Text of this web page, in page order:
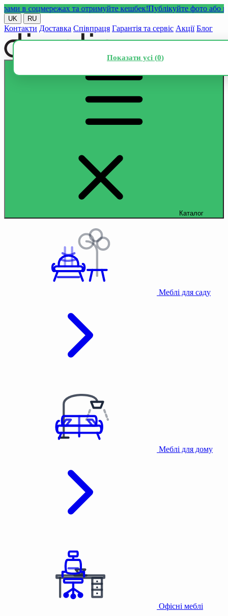
соцмережах та отримуйте кешбек!Публікуйте фото або
UK RU
Контакти Доставка Співпраця Гарантія та сервіс Акції Блог
Каталог
Меблі для саду
Меблі для дому
Офісні меблі
Показати усі (0)